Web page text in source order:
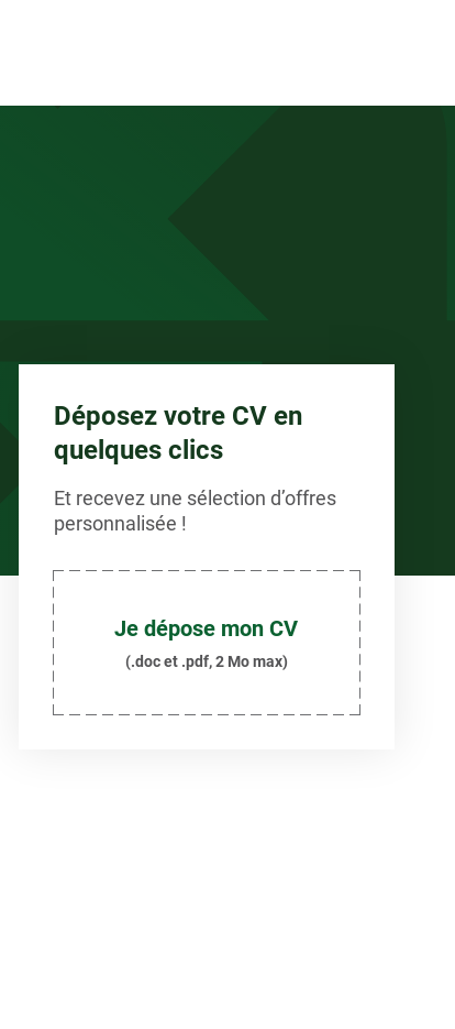
Déposez votre CV en
quelques clics
Et recevez une sélection d’offres
personnalisée !
Je dépose mon CV
(.doc et .pdf, 2 Mo max)